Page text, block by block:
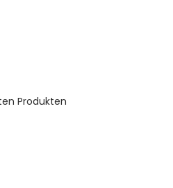
Produkten